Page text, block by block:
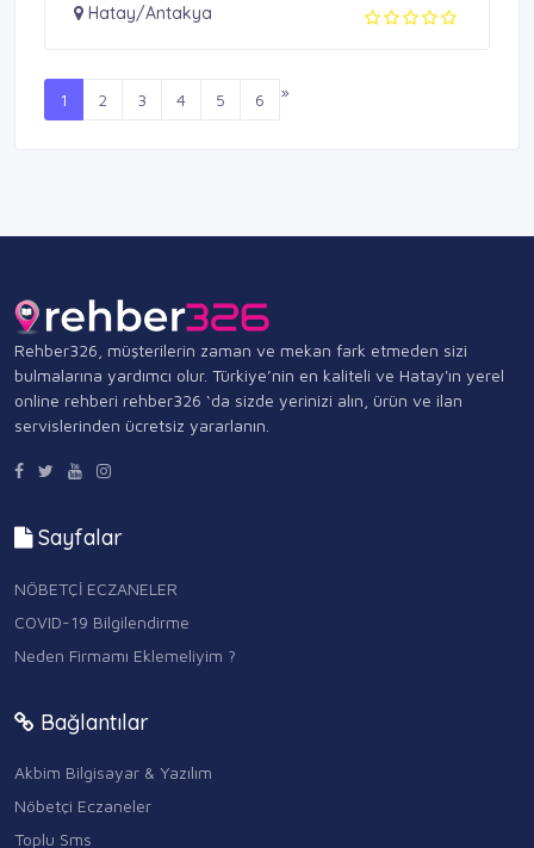
Hatay/Antakya
1 2 3 4 5 6 »
Rehber326, müşterilerin zaman ve mekan fark etmeden sizi
bulmalarına yardımcı olur. Türkiye’nin en kaliteli ve Hatay'ın yerel
online rehberi rehber326 ‘da sizde yerinizi alın, ürün ve ilan
servislerinden ücretsiz yararlanın.
Sayfalar
NÖBETÇİ ECZANELER
COVID-19 Bilgilendirme
Neden Firmamı Eklemeliyim ?
Bağlantılar
Akbim Bilgisayar & Yazılım
Nöbetçi Eczaneler
Toplu Sms